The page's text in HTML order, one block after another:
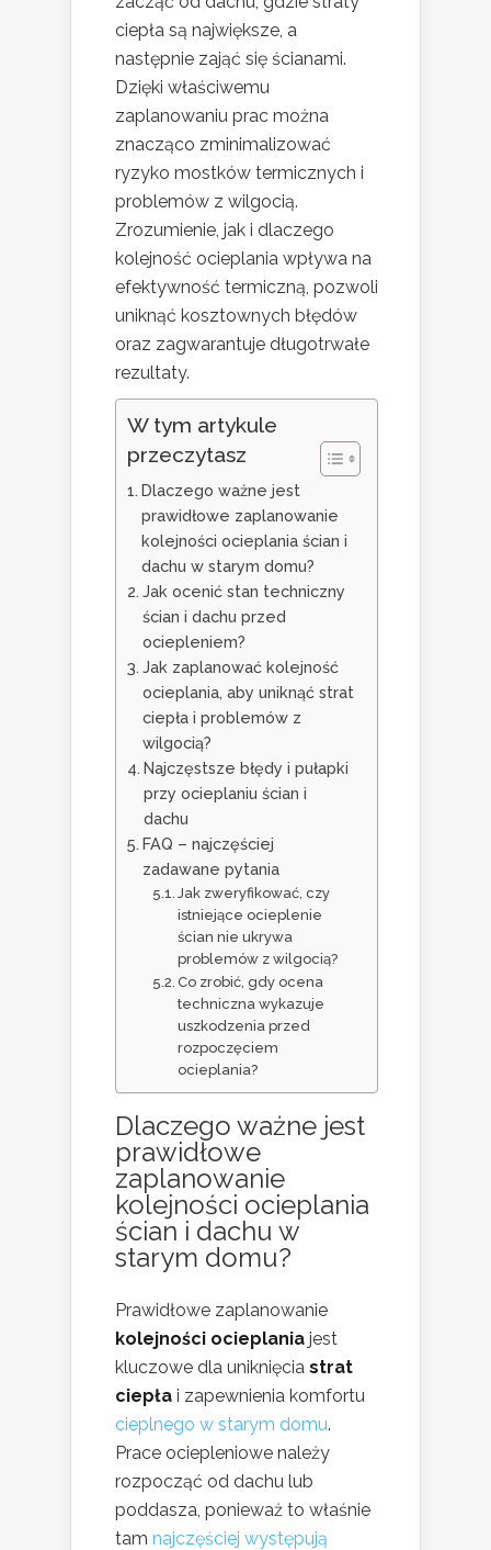
ciepła są największe, a
następnie zająć się ścianami.
Dzięki właściwemu
zaplanowaniu prac można
znacząco zminimalizować
ryzyko mostków termicznych i
problemów z wilgocią.
Zrozumienie, jak i dlaczego
kolejność ocieplania wpływa na
efektywność termiczną, pozwoli
uniknąć kosztownych błędów
oraz zagwarantuje długotrwałe
rezultaty.
W tym artykule
przeczytasz
Dlaczego ważne jest
prawidłowe zaplanowanie
kolejności ocieplania ścian i
dachu w starym domu?
Jak ocenić stan techniczny
ścian i dachu przed
ociepleniem?
Jak zaplanować kolejność
ocieplania, aby uniknąć strat
ciepła i problemów z
wilgocią?
Najczęstsze błędy i pułapki
przy ocieplaniu ścian i
dachu
FAQ – najczęściej
zadawane pytania
Jak zweryfikować, czy
istniejące ocieplenie
ścian nie ukrywa
problemów z wilgocią?
Co zrobić, gdy ocena
techniczna wykazuje
uszkodzenia przed
rozpoczęciem
ocieplania?
Dlaczego ważne jest
prawidłowe
zaplanowanie
kolejności ocieplania
ścian i dachu w
starym domu?
Prawidłowe zaplanowanie
kolejności ocieplania jest
kluczowe dla uniknięcia strat
ciepła i zapewnienia komfortu
cieplnego w starym domu.
Prace ociepleniowe należy
rozpocząć od dachu lub
poddasza, ponieważ to właśnie
tam najczęściej występują